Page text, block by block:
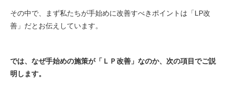
その中で、まず私たちが手始めに改善すべきポイントは「LP改
善」だとお伝えしています。
では、なぜ手始めの施策が「ＬＰ改善」なのか、次の項目でご説
明します。